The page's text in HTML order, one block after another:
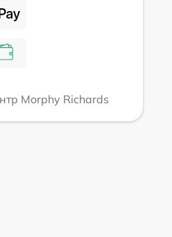
Morphy Richards